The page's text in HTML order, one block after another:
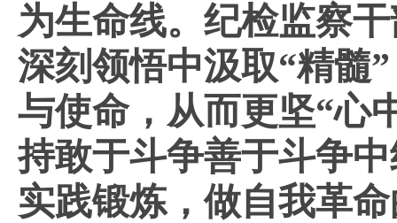
为生命线。纪检监察
深刻领悟中汲取“精髓”
与使命，从而更坚“心
持敢于斗争善于斗争
实践锻炼，做自我革